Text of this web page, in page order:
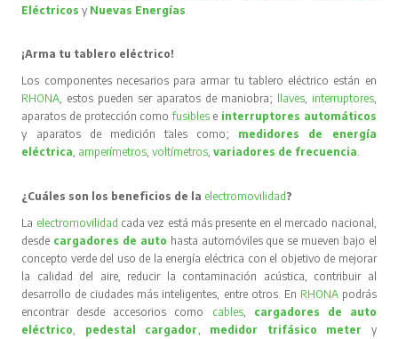
Eléctricos y Nuevas Energías
¡Arma tu tablero eléctrico!
Los componentes necesarios para armar tu tablero eléctrico están en
RHONA , estos pueden ser aparatos de maniobra; llaves, interruptores,
aparatos de protección comofusibles e interruptores automáticos
y aparatos de medición tales como; medidores de energía
eléctrica amperímetros ,voltímetros ,variadores de frecuencia
¿Cuáles son los beneficios de la electromovilidad?
La electromovilidad cada vez está más presente en el mercado nacional,
desde cargadores de auto hasta automóviles que se mueven bajo el
concepto verde del uso de la energía eléctrica con el objetivo de mejorar
la calidad del aire, reducir la contaminación acústica, contribuir al
desarrollo de ciudades más inteligentes, entre otros. En RHONA podrás
encontrar desde accesorios como cables, cargadores de auto
eléctrico
pedestal cargador medidor trifásico meter
y